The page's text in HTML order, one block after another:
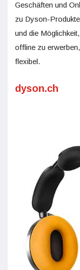
Geschäften und
zu Dyson-
und die
offline zu
flexibel.
dyson.ch